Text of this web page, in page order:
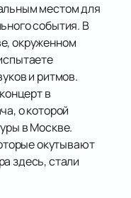
местом для
события. В
окруженном
и ритмов.
в
о которой
в Москве.
окутывают
здесь, стали